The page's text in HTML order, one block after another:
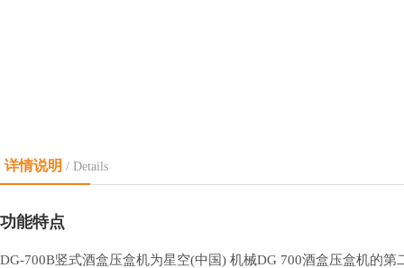
详情说明 / Details
功能特点
DG-700B竖式酒盒压盒机为星空(中国) 机械DG 700酒盒压盒机的